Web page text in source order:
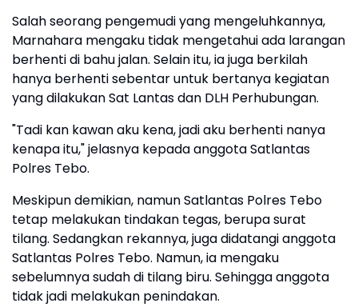
Salah seorang pengemudi yang mengeluhkannya,
Marnahara mengaku tidak mengetahui ada larangan
berhenti di bahu jalan. Selain itu, ia juga berkilah
hanya berhenti sebentar untuk bertanya kegiatan
yang dilakukan Sat Lantas dan DLH Perhubungan.
"Tadi kan kawan aku kena, jadi aku berhenti nanya
kenapa itu," jelasnya kepada anggota Satlantas
Polres Tebo.
Meskipun demikian, namun Satlantas Polres Tebo
tetap melakukan tindakan tegas, berupa surat
tilang. Sedangkan rekannya, juga didatangi anggota
Satlantas Polres Tebo. Namun, ia mengaku
sebelumnya sudah di tilang biru. Sehingga anggota
tidak jadi melakukan penindakan.